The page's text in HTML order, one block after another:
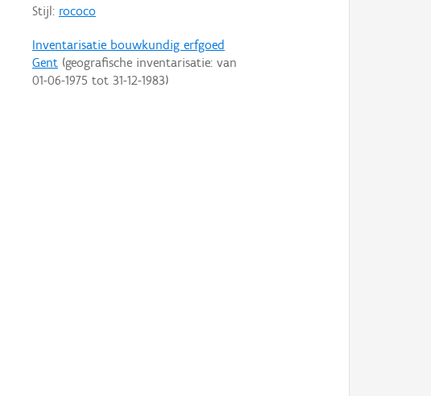
Stijl: rococo
Inventarisatie bouwkundig erfgoed
Gent(geografische inventarisatie: van
01-06-1975 tot 31-12-1983)